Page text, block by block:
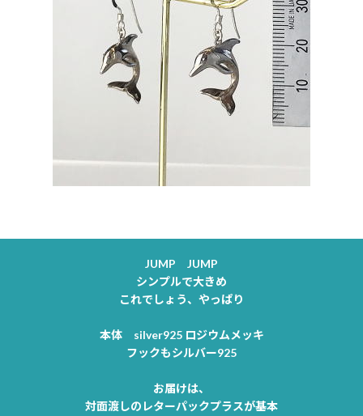
JUMP JUMP
シンプルで大きめ
これでしょう、やっぱり
本体 silver925 ロジウムメッキ
フックもシルバー925
お届けは、
対面渡しのレターパックプラスが基本